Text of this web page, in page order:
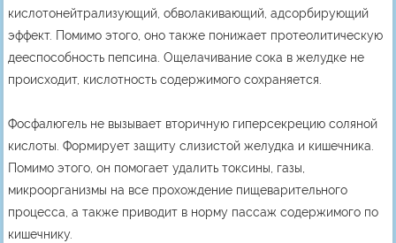
кислотонейтрализующий, обволакивающий, адсорбирующий
эффект. Помимо этого, оно также понижает протеолитическую
дееспособность пепсина. Ощелачивание сока в желудке не
происходит, кислотность содержимого сохраняется.
Фосфалюгель не вызывает вторичную гиперсекрецию соляной
кислоты. Формирует защиту слизистой желудка и кишечника.
Помимо этого, он помогает удалить токсины, газы,
микроорганизмы на все прохождение пищеварительного
процесса, а также приводит в норму пассаж содержимого по
кишечнику.